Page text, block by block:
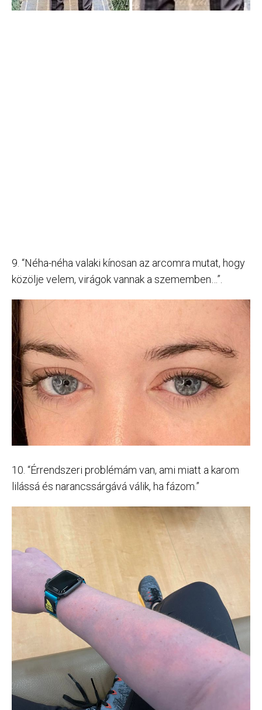
9. “Néha-néha valaki kínosan az arcomra mutat, hogy
közölje velem, virágok vannak a szememben…”.
10. “Érrendszeri problémám van, ami miatt a karom
lilássá és narancssárgává válik, ha fázom.”